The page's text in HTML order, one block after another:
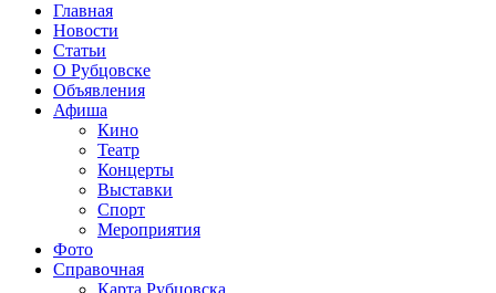
Главная
Новости
Статьи
О Рубцовске
Объявления
Афиша
Кино
Театр
Концерты
Выставки
Спорт
Мероприятия
Фото
Справочная
Карта Рубцовска